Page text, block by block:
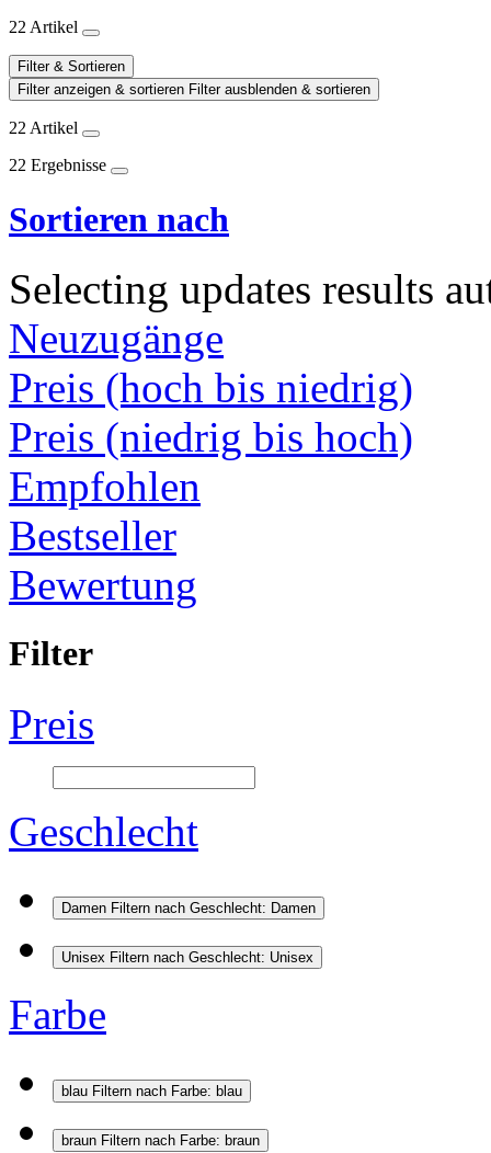
22 Artikel
Filter & Sortieren
Filter anzeigen & sortieren Filter ausblenden & sortieren
22 Artikel
22 Ergebnisse
Sortieren nach
Selecting updates results
Neuzugänge
Preis (hoch bis niedrig)
Preis (niedrig bis hoch)
Empfohlen
Bestseller
Bewertung
Filter
Preis
Geschlecht
Damen Filtern nach Geschlecht: Damen
Unisex Filtern nach Geschlecht: Unisex
Farbe
blau Filtern nach Farbe: blau
braun Filtern nach Farbe: braun